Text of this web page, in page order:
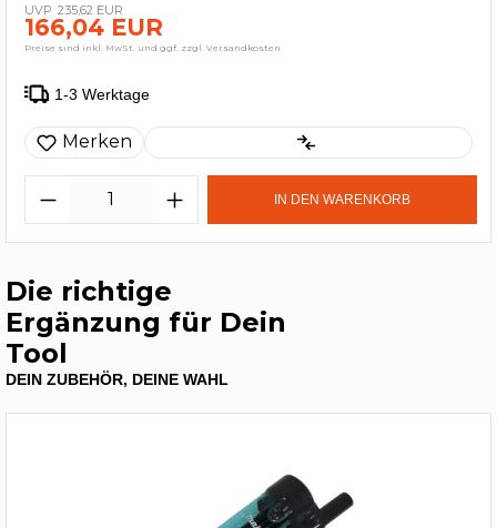
235,62 EUR
166,04 EUR
Preise sind inkl. MwSt. und ggf. zzgl. Versandkosten
1-3 Werktage
Merken
IN DEN WARENKORB
Die richtige
Ergänzung für Dein
Tool
DEIN ZUBEHÖR, DEINE WAHL